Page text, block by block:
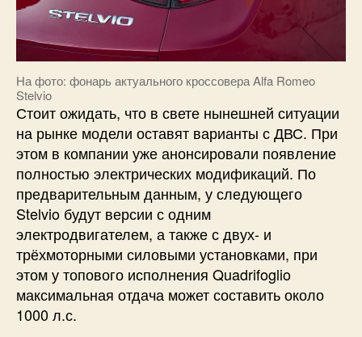
На фото: фонарь актуального кроссовера Alfa Romeo
Stelvio
Стоит ожидать, что в свете нынешней ситуации
на рынке модели оставят варианты с ДВС. При
этом в компании уже анонсировали появление
полностью электрических модификаций. По
предварительным данным, у следующего
Stelvio будут версии с одним
электродвигателем, а также с двух- и
трёхмоторными силовыми установками, при
этом у топового исполнения Quadrifoglio
максимальная отдача может составить около
1000 л.с.